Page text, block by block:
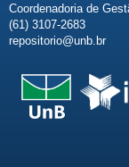
Coordenadoria de
(61) 3107-2683
repositorio@unb.br